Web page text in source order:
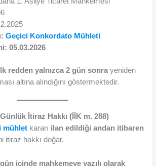
Geçici Konkordato Mühleti
05.03.2026
redden yalnızca 2 gün sonra yeniden
altına alındığını göstermektedir.
İtiraz Hakkı (İİK m. 288)
mühlet kararı ilan edildiği andan itibaren
itiraz hakkı doğar.
içinde mahkemeye yazılı olarak